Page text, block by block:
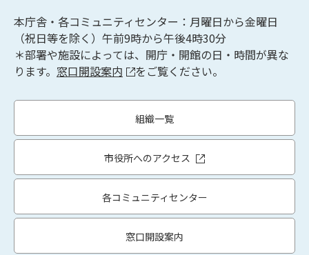
本庁舎・各コミュニティセンター：月曜日から金曜日
（祝日等を除く）午前9時から午後4時30分
＊部署や施設によっては、開庁・開館の日・時間が異な
ります。 窓口開設案内 をご覧ください。
組織一覧
市役所へのアクセス
各コミュニティセンター
窓口開設案内